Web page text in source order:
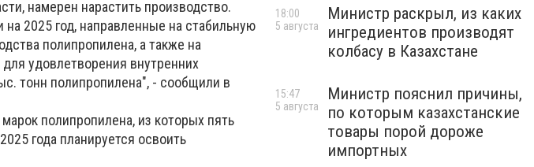
намерен нарастить производство.
2025 год, направленные на стабильную
полипропилена, а также на
удовлетворения внутренних
тонн полипропилена", - сообщили в
полипропилена, из которых пять
года планируется освоить
Министр раскрыл, из каких
ингредиентов производят
колбасу в Казахстане
18:00
5 августа
Министр пояснил причины,
по которым казахстанские
товары порой дороже
импортных
15:47
5 августа